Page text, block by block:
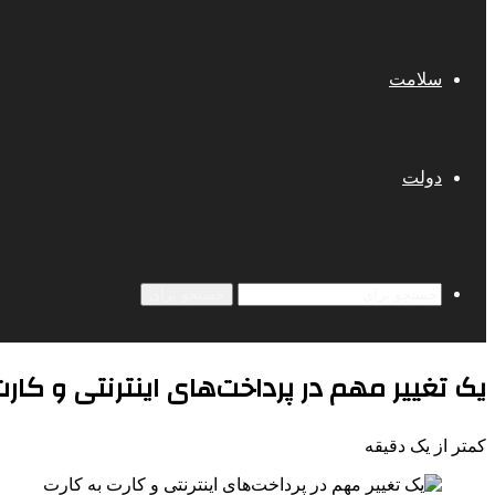
سلامت
دولت
یک تغییر مهم در پرداخت‌های اینترنتی و
کمتر از یک دقیقه